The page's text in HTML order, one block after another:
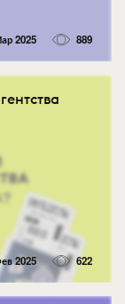
2025 889
2025 622